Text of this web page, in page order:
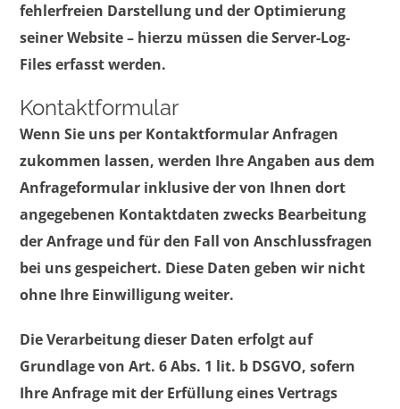
fehlerfreien Darstellung und der Optimierung
seiner Website – hierzu müssen die Server-Log-
Files erfasst werden.
Kontaktformular
Wenn Sie uns per Kontaktformular Anfragen
zukommen lassen, werden Ihre Angaben aus dem
Anfrageformular inklusive der von Ihnen dort
angegebenen Kontaktdaten zwecks Bearbeitung
der Anfrage und für den Fall von Anschlussfragen
bei uns gespeichert. Diese Daten geben wir nicht
ohne Ihre Einwilligung weiter.
Die Verarbeitung dieser Daten erfolgt auf
Grundlage von Art. 6 Abs. 1 lit. b DSGVO, sofern
Ihre Anfrage mit der Erfüllung eines Vertrags